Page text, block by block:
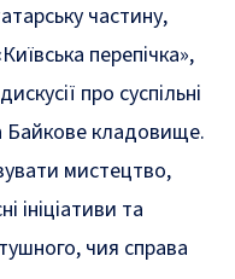
частину,
перепічка»,
про суспільні
Байкове кладовище.
мистецтво,
ініціативи та
чия справа